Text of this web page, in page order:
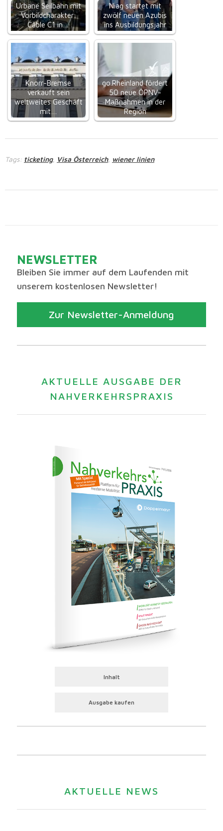
Urbane Seilbahn mit
Vorbildcharakter:
Câble C1 in…
Niag startet mit
zwölf neuen Azubis
ins Ausbildungsjahr
Knorr-Bremse
verkauft sein
weltweites Geschäft
mit…
go.Rheinland fördert
50 neue ÖPNV-
Maßnahmen in der
Region
Tags: ticketing, Visa Österreich, wiener linien
NEWSLETTER
Bleiben Sie immer auf dem Laufenden mit
unserem kostenlosen Newsletter!
Zur Newsletter-Anmeldung
AKTUELLE AUSGABE DER
NAHVERKEHRSPRAXIS
Inhalt
Ausgabe kaufen
AKTUELLE NEWS